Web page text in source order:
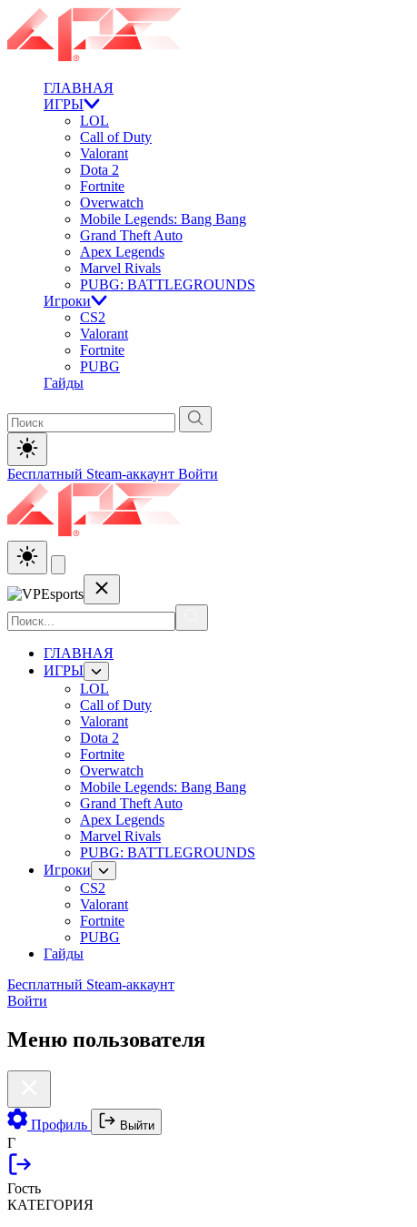
ГЛАВНАЯ
ИГРЫ
LOL
Call of Duty
Valorant
Dota 2
Fortnite
Overwatch
Mobile Legends: Bang Bang
Grand Theft Auto
Apex Legends
Marvel Rivals
PUBG: BATTLEGROUNDS
Игроки
CS2
Valorant
Fortnite
PUBG
Гайды
Бесплатный Steam-аккаунт Войти
ГЛАВНАЯ
ИГРЫ
LOL
Call of Duty
Valorant
Dota 2
Fortnite
Overwatch
Mobile Legends: Bang Bang
Grand Theft Auto
Apex Legends
Marvel Rivals
PUBG: BATTLEGROUNDS
Игроки
CS2
Valorant
Fortnite
PUBG
Гайды
Бесплатный Steam-аккаунт
Войти
Меню пользователя
Профиль Выйти
Г
Гость
КАТЕГОРИЯ